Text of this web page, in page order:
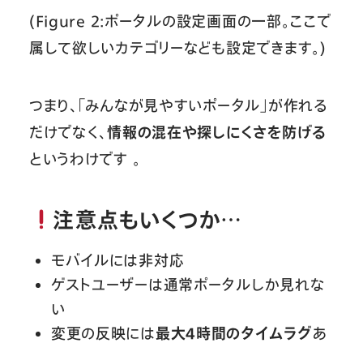
(Figure 2:ポータルの設定画面の一部。ここで
属して欲しいカテゴリーなども設定できます。)
つまり、「みんなが見やすいポータル」が作れる
だけでなく、情報の混在や探しにくさを防げる
というわけです 。
注意点もいくつか…
モバイルには非対応
ゲストユーザーは通常ポータルしか見れな
い
変更の反映には最大4時間のタイムラグあ